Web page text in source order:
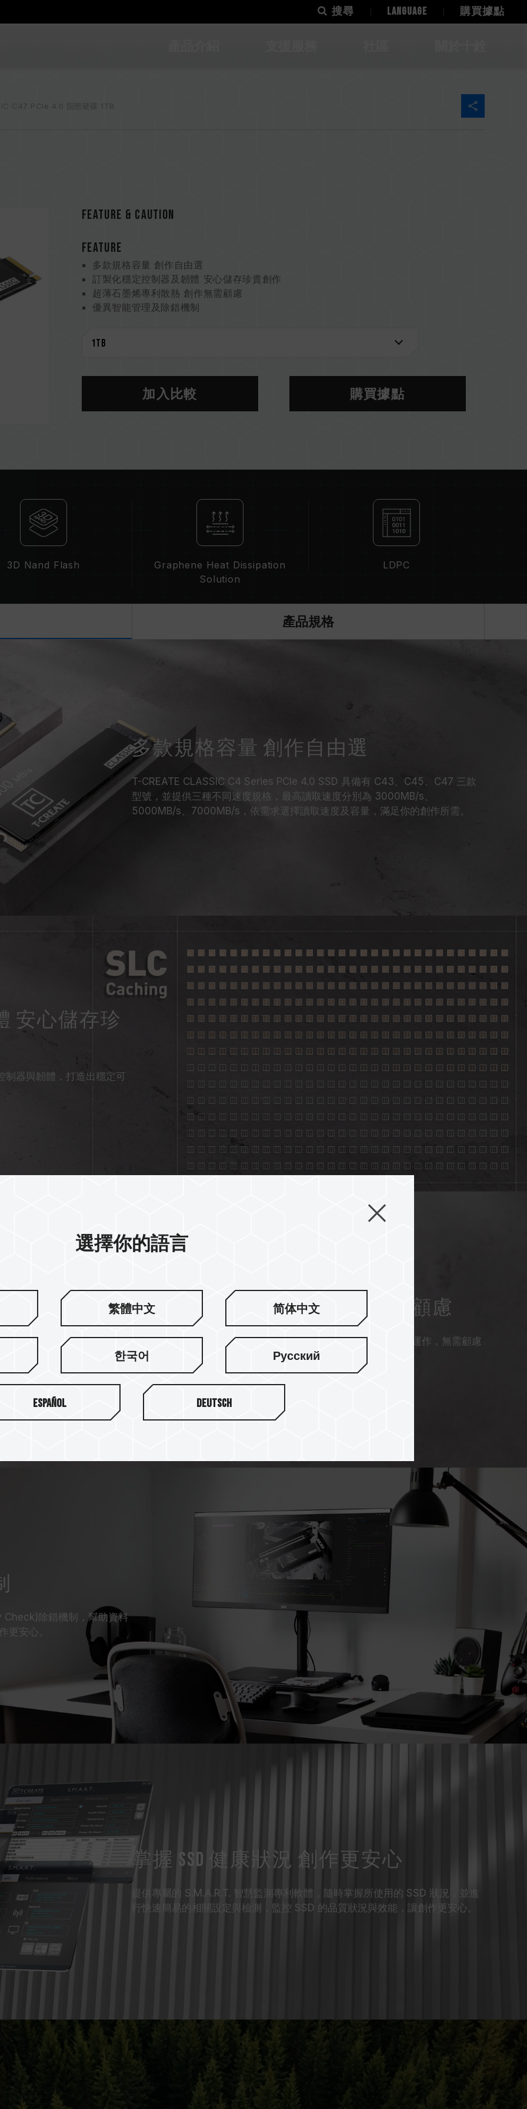
搜尋 LANGUAGE 購買據點
C47 PCIe 4.0 固態硬碟 1TB
FEATURE & CAUTION
FEATURE
多款規格容量 創作自由選
訂製化穩定控制器及韌體 安心儲存珍貴創作
超薄石墨烯專利散熱 創作無需顧慮
優異智能管理及除錯機制
專利石墨烯散熱片
台灣發明專利 (證書號 : I703921)
中國新型專利 (證書號 : CN 211019739 U)
加入比較 購買據點
3D Nand Flash
Graphene Heat Dissipation
Solution
LDPC
產品規格
多款規格容量 創作自由選
T-CREATE CLASSIC C4 Series PCIe 4.0 SSD 具備有 C43、C45、C47 三款
型號，並提供三種不同速度規格，最高讀取速度分別為 3000MB/s、
5000MB/s、7000MB/s，依需求選擇讀取速度及容量，滿足你的創作所需。
安心儲存珍
器與韌體，打造出穩定可
超薄石墨烯專利散熱 創作無需顧慮
超薄石墨烯專利散熱有效解決高效能所帶來的熱，穩定系統執行運作，無需顧慮
長時間發揮創意創作。
除錯機制，幫助資料
更安心。
掌握 SSD 健康狀況 創作更安心
提供專屬的 S.M.A.R.T. 智慧監測專利軟體，隨時掌握所使用的 SSD 狀況，並進
行快速簡易的相關設定與檢測，監控 SSD 的品質狀況與效能，讓創作更安心。
選擇你的語言
繁體中文 简体中文
한국어 Русский
Español Deutsch